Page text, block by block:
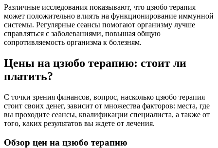
Различные исследования показывают, что цзюбо терапия
может положительно влиять на функционирование иммунной
системы. Регулярные сеансы помогают организму лучше
справляться с заболеваниями, повышая общую
сопротивляемость организма к болезням.
Цены на цзюбо терапию: стоит ли
платить?
С точки зрения финансов, вопрос, насколько цзюбо терапия
стоит своих денег, зависит от множества факторов: места, где
вы проходите сеансы, квалификации специалиста, а также от
того, каких результатов вы ждете от лечения.
Обзор цен на цзюбо терапию